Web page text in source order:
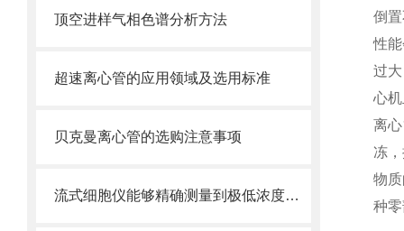
顶空进样气相色谱分析方法
超速离心管的应用领域及选用标准
贝克曼离心管的选购注意事项
流式细胞仪能够精确测量到极低浓度的标记物
倒
性
过
心
离
冻
物
种